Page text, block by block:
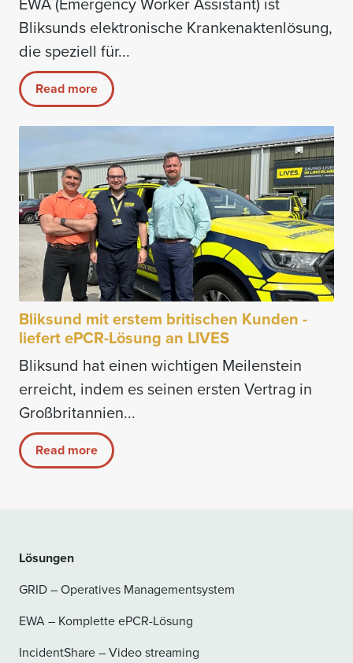
Bliksunds elektronische Krankenaktenlösung,
die speziell für...
Read more
Bliksund mit erstem britischen Kunden -
liefert ePCR-Lösung an LIVES
Bliksund hat einen wichtigen Meilenstein
erreicht, indem es seinen ersten Vertrag in
Großbritannien...
Read more
Lösungen
GRID – Operatives Managementsystem
EWA – Komplette ePCR-Lösung
IncidentShare – Video streaming